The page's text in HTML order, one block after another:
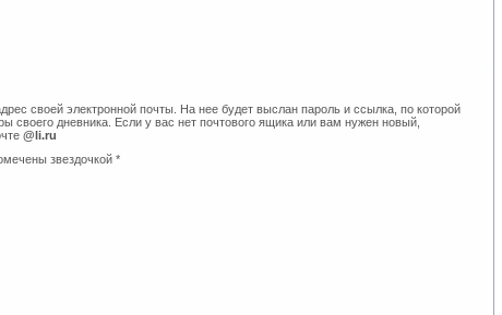
своей электронной почты. На нее будет выслан пароль и ссылка, по которой
своего дневника. Если у вас нет почтового ящика или вам нужен новый,
@li.ru
звездочкой *